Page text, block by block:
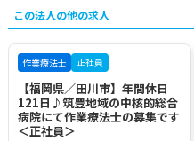
この法人の他の求人
作業療法士 正社員
【福岡県／田川市】年間休日
121日♪筑豊地域の中核的総合
病院にて作業療法士の募集です
＜正社員＞